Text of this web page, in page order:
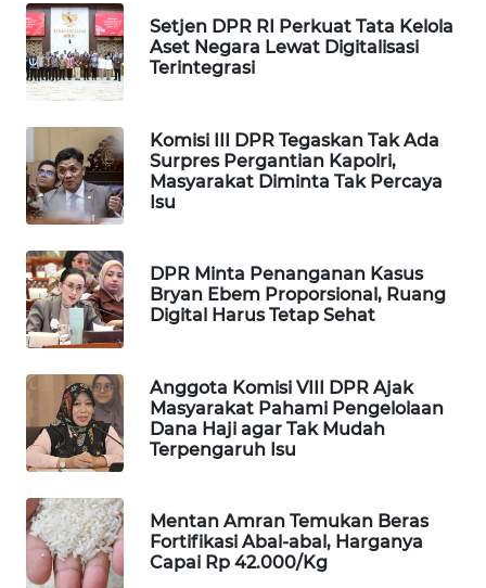
Setjen DPR RI Perkuat Tata Kelola
Aset Negara Lewat Digitalisasi
Terintegrasi
Komisi III DPR Tegaskan Tak Ada
Surpres Pergantian Kapolri,
Masyarakat Diminta Tak Percaya
Isu
DPR Minta Penanganan Kasus
Bryan Ebem Proporsional, Ruang
Digital Harus Tetap Sehat
Anggota Komisi VIII DPR Ajak
Masyarakat Pahami Pengelolaan
Dana Haji agar Tak Mudah
Terpengaruh Isu
Mentan Amran Temukan Beras
Fortifikasi Abal-abal, Harganya
Capai Rp 42.000/Kg
WAHANA
INFRASTRUKTUR
KONSUMEN
WAHANA
LISTRIK
WAHANA
TRAVEL
WAHANA
TV
WAHANANEWS
ID
WAHANANEWS
CO ID